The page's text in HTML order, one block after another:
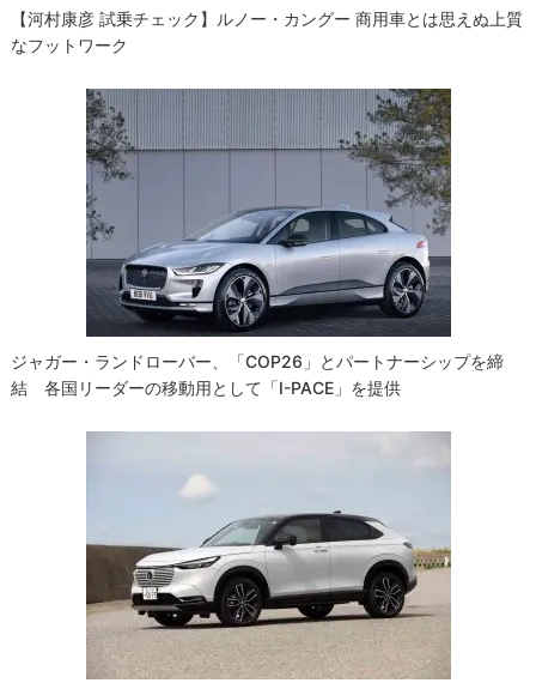
【河村康彦 試乗チェック】ルノー・カングー 商用車とは思えぬ上質
なフットワーク
ジャガー・ランドローバー、「COP26」とパートナーシップを締
結 各国リーダーの移動用として「I-PACE」を提供